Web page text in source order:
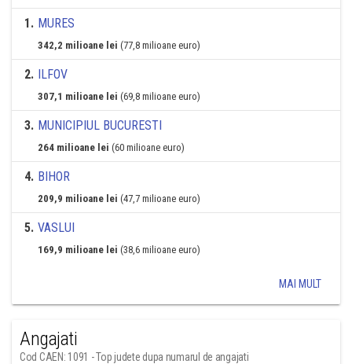
1. MURES
342,2 milioane lei (77,8 milioane euro)
2. ILFOV
307,1 milioane lei (69,8 milioane euro)
3. MUNICIPIUL BUCURESTI
264 milioane lei (60 milioane euro)
4. BIHOR
209,9 milioane lei (47,7 milioane euro)
5. VASLUI
169,9 milioane lei (38,6 milioane euro)
MAI MULT
Angajati
Cod CAEN: 1091 - Top judete dupa numarul de angajati